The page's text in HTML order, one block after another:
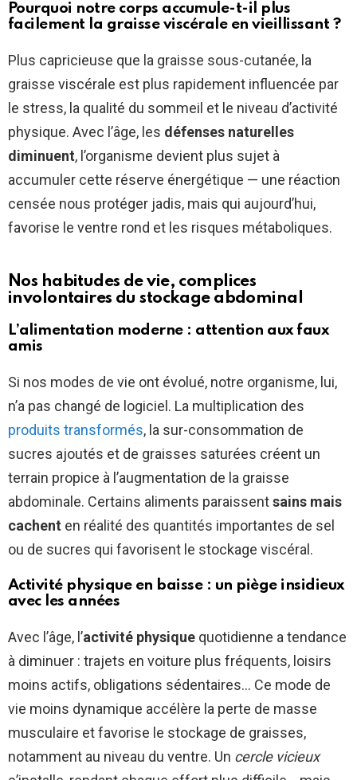
Pourquoi notre corps accumule-t-il plus
facilement la graisse viscérale en vieillissant ?
Plus capricieuse que la graisse sous-cutanée, la
graisse viscérale est plus rapidement influencée par
le stress, la qualité du sommeil et le niveau d’activité
physique. Avec l’âge, les défenses naturelles
diminuent, l’organisme devient plus sujet à
accumuler cette réserve énergétique — une réaction
censée nous protéger jadis, mais qui aujourd’hui,
favorise le ventre rond et les risques métaboliques.
Nos habitudes de vie, complices
involontaires du stockage abdominal
L’alimentation moderne : attention aux faux
amis
Si nos modes de vie ont évolué, notre organisme, lui,
n’a pas changé de logiciel. La multiplication des
produits transformés, la sur-consommation de
sucres ajoutés et de graisses saturées créent un
terrain propice à l’augmentation de la graisse
abdominale. Certains aliments paraissentsains mais
cachent en réalité des quantités importantes de sel
ou de sucres qui favorisent le stockage viscéral.
Activité physique en baisse : un piège insidieux
avec les années
Avec l’âge, l’activité physique quotidienne a tendance
à diminuer : trajets en voiture plus fréquents, loisirs
moins actifs, obligations sédentaires… Ce mode de
vie moins dynamique accélère la perte de masse
musculaire et favorise le stockage de graisses,
notamment au niveau du ventre. Un cercle vicieux